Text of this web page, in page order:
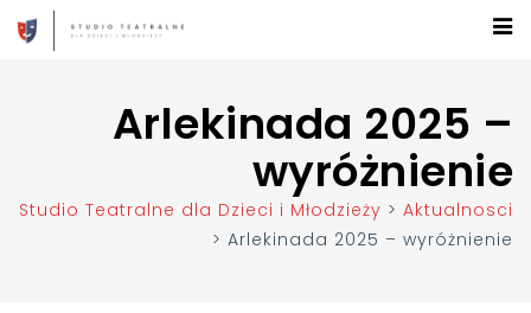
Arlekinada 2025 –
wyróżnienie
Studio Teatralne dla Dzieci i Młodzieży > Aktualnosci
> Arlekinada 2025 – wyróżnienie